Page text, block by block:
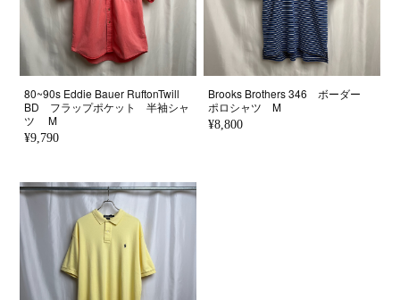
80~90s Eddie Bauer RuftonTwill
BD フラップポケット 半袖シャ
ツ M
¥9,790
Brooks Brothers 346 ボーダー
ポロシャツ M
¥8,800